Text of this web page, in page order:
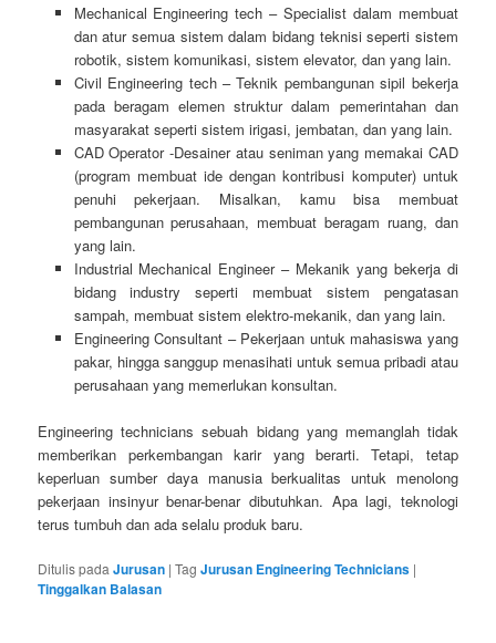
Mechanical Engineering tech – Specialist dalam membuat
dan atur semua sistem dalam bidang teknisi seperti sistem
robotik, sistem komunikasi, sistem elevator, dan yang lain.
Civil Engineering tech – Teknik pembangunan sipil bekerja
pada beragam elemen struktur dalam pemerintahan dan
masyarakat seperti sistem irigasi, jembatan, dan yang lain.
CAD Operator -Desainer atau seniman yang memakai CAD
(program membuat ide dengan kontribusi komputer) untuk
penuhi pekerjaan. Misalkan, kamu bisa membuat
pembangunan perusahaan, membuat beragam ruang, dan
yang lain.
Industrial Mechanical Engineer – Mekanik yang bekerja di
bidang industry seperti membuat sistem pengatasan
sampah, membuat sistem elektro-mekanik, dan yang lain.
Engineering Consultant – Pekerjaan untuk mahasiswa yang
pakar, hingga sanggup menasihati untuk semua pribadi atau
perusahaan yang memerlukan konsultan.
Engineering technicians sebuah bidang yang memanglah tidak
memberikan perkembangan karir yang berarti. Tetapi, tetap
keperluan sumber daya manusia berkualitas untuk menolong
pekerjaan insinyur benar-benar dibutuhkan. Apa lagi, teknologi
terus tumbuh dan ada selalu produk baru.
Ditulis pada Jurusan |Tag Jurusan Engineering Technicians |
Tinggalkan Balasan